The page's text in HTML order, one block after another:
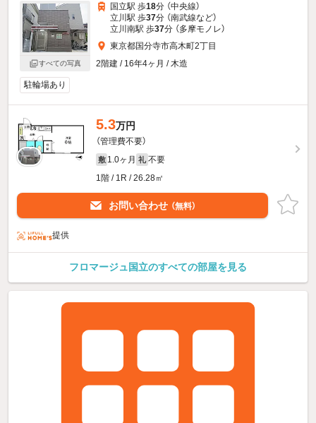
すべての写真
国立駅 歩18分 （中央線）
立川駅 歩37分 （南武線など）
立川南駅 歩37分 （多摩モノレ）
東京都国分寺市高木町2丁目
2階建 / 16年4ヶ月 / 木造
駐輪場あり
5.3万円
（管理費不要）
敷 1.0ヶ月 礼 不要
1階 / 1R / 26.28㎡
お問い合わせ （無料）
提供
フロマージュ国立のすべての部屋を見る